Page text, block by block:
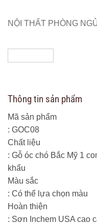
NỘI THẤT PHÒNG
Thông tin sản phẩm
Mã sản phẩm
: GOC08
Chất liệu
: Gỗ óc chó Bắc Mỹ 1
khẩu
Màu sắc
: Có thể lựa chọn màu
Hoàn thiện
: Sơn Inchem USA cao